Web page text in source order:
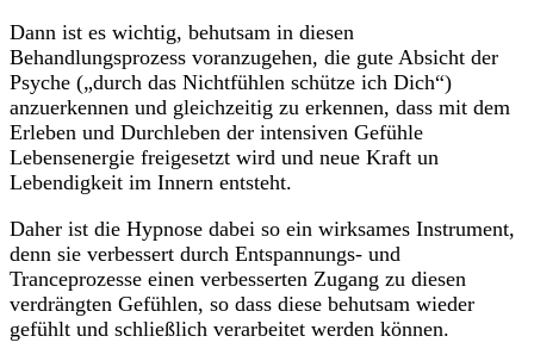
Dann ist es wichtig, behutsam in diesen
Behandlungsprozess voranzugehen, die gute Absicht der
Psyche („durch das Nichtfühlen schütze ich Dich“)
anzuerkennen und gleichzeitig zu erkennen, dass mit dem
Erleben und Durchleben der intensiven Gefühle
Lebensenergie freigesetzt wird und neue Kraft un
Lebendigkeit im Innern entsteht.
Daher ist die Hypnose dabei so ein wirksames Instrument,
denn sie verbessert durch Entspannungs- und
Tranceprozesse einen verbesserten Zugang zu diesen
verdrängten Gefühlen, so dass diese behutsam wieder
gefühlt und schließlich verarbeitet werden können.